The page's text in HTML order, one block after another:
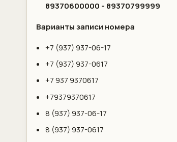
89370600000 - 89370799999
Варианты записи номера
+7 (937) 937-06-17
+7 (937) 937-0617
+7 937 9370617
+79379370617
8 (937) 937-06-17
8 (937) 937-0617